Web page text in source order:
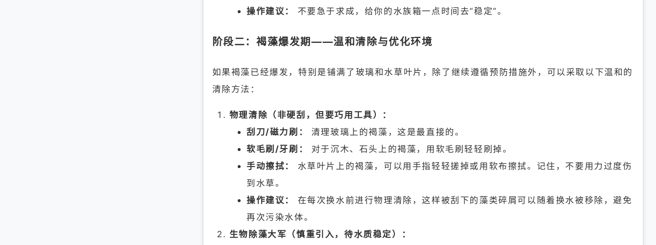
操作建议：
不要急于求成，给你的水族箱一点时间去“稳定”。
阶段二：褐藻爆发期——温和清除与优化环境
如果褐藻已经爆发，特别是铺满了玻璃和水草叶片，除了继续遵循预防措施外，可以采取以下温和的
清除方法：
物理清除（非硬刮，但要巧用工具）：
刮刀/磁力刷：
清理玻璃上的褐藻，这是最直接的。
软毛刷/牙刷：
对于沉木、石头上的褐藻，用软毛刷轻轻刷掉。
手动擦拭：
水草叶片上的褐藻，可以用手指轻轻搓掉或用软布擦拭。记住，不要用力过度伤
到水草。
操作建议：
在每次换水前进行物理清除，这样被刮下的藻类碎屑可以随着换水被移除，避免
再次污染水体。
生物除藻大军（慎重引入，待水质稳定）：